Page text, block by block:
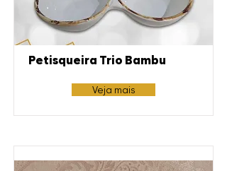
Petisqueira Trio Bambu
Veja mais